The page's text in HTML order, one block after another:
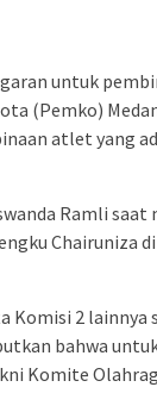
untuk
(Pemko)
atlet yang
Ramli
Chairuniza
Komisi 2 lainnya
bahwa
Komite